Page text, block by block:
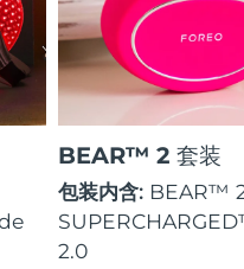
BEAR™ 2 套装
包装内含: BEAR™
2.0
massage
on-the-go
& lips
smoothing device
red light therapy
腔护理
toothbrush
sonic toothbrush
LED治疗
预计送达日期8/14/26
预计送达日期8/16/26
预计送达日期8/11/26
预计送达日期
预计送达日期8/15/26